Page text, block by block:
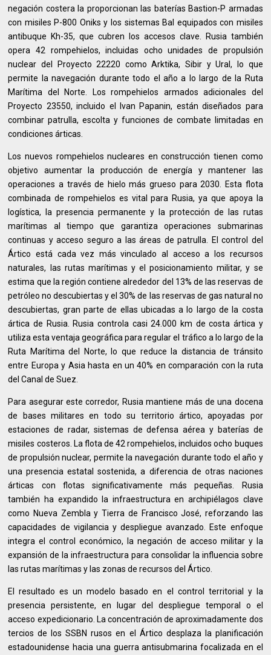
negación costera la proporcionan las baterías Bastion-P armadas
con misiles P-800 Oniks y los sistemas Bal equipados con misiles
antibuque Kh-35, que cubren los accesos clave. Rusia también
opera 42 rompehielos, incluidas ocho unidades de propulsión
nuclear del Proyecto 22220 como Arktika, Sibir y Ural, lo que
permite la navegación durante todo el año a lo largo de la Ruta
Marítima del Norte. Los rompehielos armados adicionales del
Proyecto 23550, incluido el Ivan Papanin, están diseñados para
combinar patrulla, escolta y funciones de combate limitadas en
condiciones árticas.
Los nuevos rompehielos nucleares en construcción tienen como
objetivo aumentar la producción de energía y mantener las
operaciones a través de hielo más grueso para 2030. Esta flota
combinada de rompehielos es vital para Rusia, ya que apoya la
logística, la presencia permanente y la protección de las rutas
marítimas al tiempo que garantiza operaciones submarinas
continuas y acceso seguro a las áreas de patrulla. El control del
Ártico está cada vez más vinculado al acceso a los recursos
naturales, las rutas marítimas y el posicionamiento militar, y se
estima que la región contiene alrededor del 13% de las reservas de
petróleo no descubiertas y el 30% de las reservas de gas natural no
descubiertas, gran parte de ellas ubicadas a lo largo de la costa
ártica de Rusia. Rusia controla casi 24.000 km de costa ártica y
utiliza esta ventaja geográfica para regular el tráfico a lo largo de la
Ruta Marítima del Norte, lo que reduce la distancia de tránsito
entre Europa y Asia hasta en un 40% en comparación con la ruta
del Canal de Suez.
Para asegurar este corredor, Rusia mantiene más de una docena
de bases militares en todo su territorio ártico, apoyadas por
estaciones de radar, sistemas de defensa aérea y baterías de
misiles costeros. La flota de 42 rompehielos, incluidos ocho buques
de propulsión nuclear, permite la navegación durante todo el año y
una presencia estatal sostenida, a diferencia de otras naciones
árticas con flotas significativamente más pequeñas. Rusia
también ha expandido la infraestructura en archipiélagos clave
como Nueva Zembla y Tierra de Francisco José, reforzando las
capacidades de vigilancia y despliegue avanzado. Este enfoque
integra el control económico, la negación de acceso militar y la
expansión de la infraestructura para consolidar la influencia sobre
las rutas marítimas y las zonas de recursos del Ártico.
El resultado es un modelo basado en el control territorial y la
presencia persistente, en lugar del despliegue temporal o el
acceso expedicionario. La concentración de aproximadamente dos
tercios de los SSBN rusos en el Ártico desplaza la planificación
estadounidense hacia una guerra antisubmarina focalizada en el